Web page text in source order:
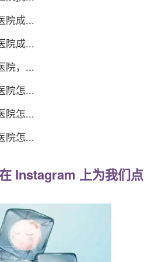
院成...
院成...
院，...
院怎...
院怎...
院怎...
在 Instagram 上为我们